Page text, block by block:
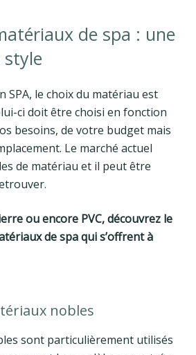
de spa : une
SPA, le choix du matériau est
ci doit être choisi en fonction
besoins, de votre budget mais
Le marché actuel
de matériau et il peut être
ou encore PVC, découvrez le
de spa qui s’offrent à
nobles
sont particulièrement utilisés